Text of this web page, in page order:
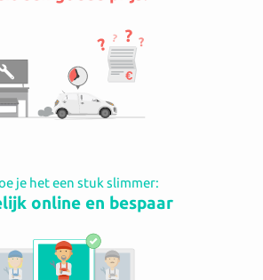
je het een stuk slimmer:
online en bespaar